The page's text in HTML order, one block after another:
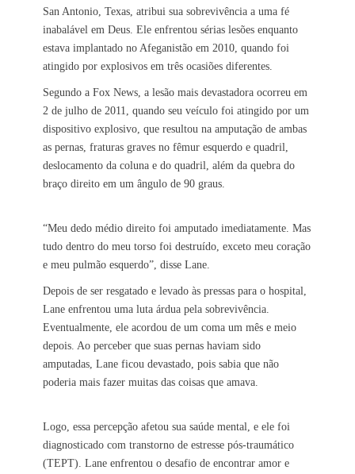
San Antonio, Texas, atribui sua sobrevivência a uma fé
inabalável em Deus. Ele enfrentou sérias lesões enquanto
estava implantado no Afeganistão em 2010, quando foi
atingido por explosivos em três ocasiões diferentes.
Segundo a Fox News, a lesão mais devastadora ocorreu em
2 de julho de 2011, quando seu veículo foi atingido por um
dispositivo explosivo, que resultou na amputação de ambas
as pernas, fraturas graves no fêmur esquerdo e quadril,
deslocamento da coluna e do quadril, além da quebra do
braço direito em um ângulo de 90 graus.
“Meu dedo médio direito foi amputado imediatamente. Mas
tudo dentro do meu torso foi destruído, exceto meu coração
e meu pulmão esquerdo”, disse Lane.
Depois de ser resgatado e levado às pressas para o hospital,
Lane enfrentou uma luta árdua pela sobrevivência.
Eventualmente, ele acordou de um coma um mês e meio
depois. Ao perceber que suas pernas haviam sido
amputadas, Lane ficou devastado, pois sabia que não
poderia mais fazer muitas das coisas que amava.
Logo, essa percepção afetou sua saúde mental, e ele foi
diagnosticado com transtorno de estresse pós-traumático
(TEPT). Lane enfrentou o desafio de encontrar amor e